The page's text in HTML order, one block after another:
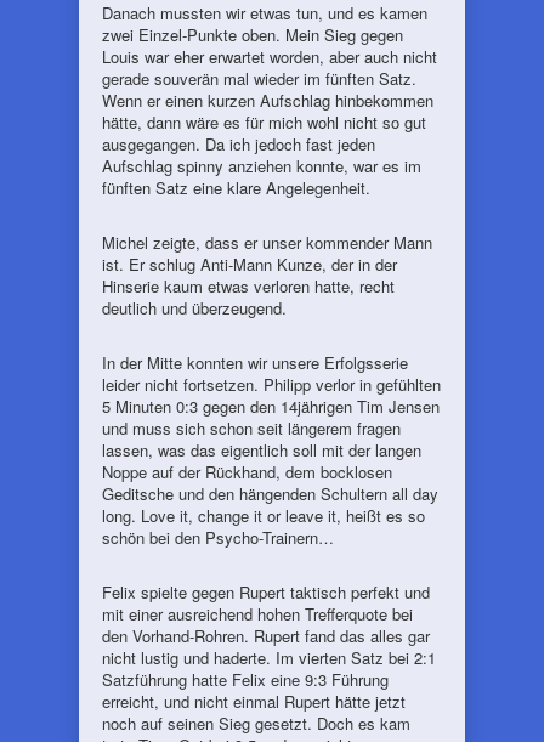
Danach mussten wir etwas tun, und es kamen
zwei Einzel-Punkte oben. Mein Sieg gegen
Louis war eher erwartet worden, aber auch nicht
gerade souverän mal wieder im fünften Satz.
Wenn er einen kurzen Aufschlag hinbekommen
hätte, dann wäre es für mich wohl nicht so gut
ausgegangen. Da ich jedoch fast jeden
Aufschlag spinny anziehen konnte, war es im
fünften Satz eine klare Angelegenheit.
Michel zeigte, dass er unser kommender Mann
ist. Er schlug Anti-Mann Kunze, der in der
Hinserie kaum etwas verloren hatte, recht
deutlich und überzeugend.
In der Mitte konnten wir unsere Erfolgsserie
leider nicht fortsetzen. Philipp verlor in gefühlten
5 Minuten 0:3 gegen den 14jährigen Tim Jensen
und muss sich schon seit längerem fragen
lassen, was das eigentlich soll mit der langen
Noppe auf der Rückhand, dem bocklosen
Geditsche und den hängenden Schultern all day
long. Love it, change it or leave it, heißt es so
schön bei den Psycho-Trainern…
Felix spielte gegen Rupert taktisch perfekt und
mit einer ausreichend hohen Trefferquote bei
den Vorhand-Rohren. Rupert fand das alles gar
nicht lustig und haderte. Im vierten Satz bei 2:1
Satzführung hatte Felix eine 9:3 Führung
erreicht, und nicht einmal Rupert hätte jetzt
noch auf seinen Sieg gesetzt. Doch es kam